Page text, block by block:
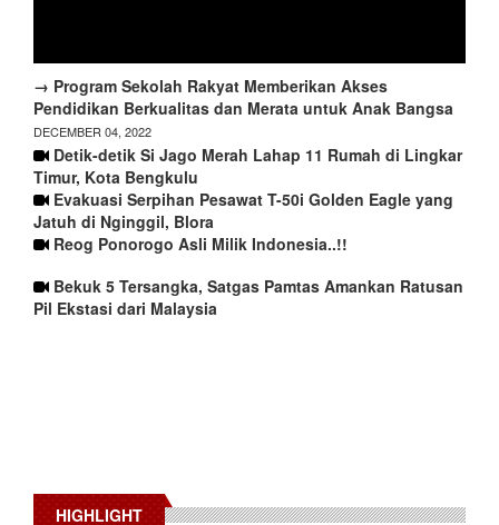
→ Program Sekolah Rakyat Memberikan Akses
Pendidikan Berkualitas dan Merata untuk Anak Bangsa
DECEMBER 04, 2022
Detik-detik Si Jago Merah Lahap 11 Rumah di Lingkar
Timur, Kota Bengkulu
Evakuasi Serpihan Pesawat T-50i Golden Eagle yang
Jatuh di Nginggil, Blora
Reog Ponorogo Asli Milik Indonesia..!!
Bekuk 5 Tersangka, Satgas Pamtas Amankan Ratusan
Pil Ekstasi dari Malaysia
HIGHLIGHT